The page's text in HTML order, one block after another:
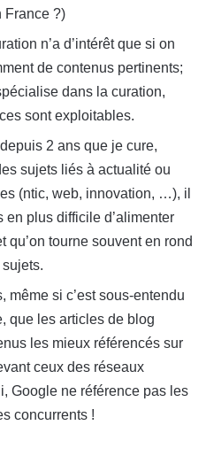
France ?)
n’a d’intérêt que si on
de contenus pertinents;
dans la curation,
sont exploitables.
2 ans que je cure,
sujets liés à actualité ou
(ntic, web, innovation, …), il
en plus difficile d’alimenter
qu’on tourne souvent en rond
même si c’est sous-entendu
que les articles de blog
les mieux référencés sur
ceux des réseaux
Google ne référence pas les
concurrents !